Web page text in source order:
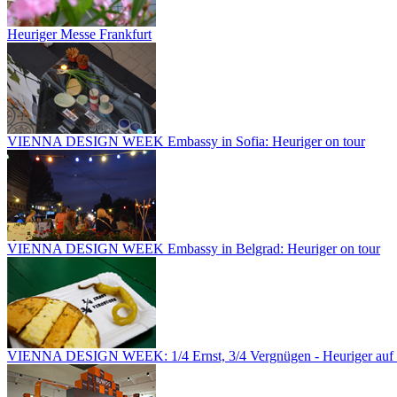
Heuriger Messe Frankfurt
VIENNA DESIGN WEEK Embassy in Sofia: Heuriger on tour
VIENNA DESIGN WEEK Embassy in Belgrad: Heuriger on tour
VIENNA DESIGN WEEK: 1/4 Ernst, 3/4 Vergnügen - Heuriger auf